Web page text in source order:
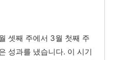
셋째 주에서 3월 첫째 주
성과를 냈습니다. 이 시기